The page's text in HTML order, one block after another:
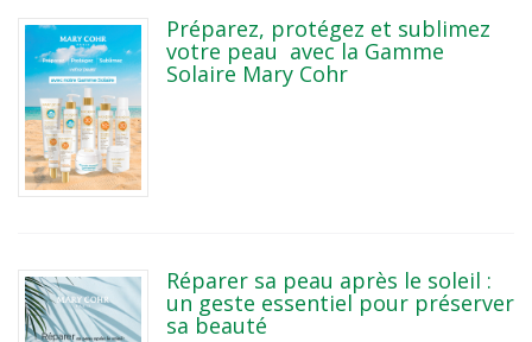
Préparez, protégez et sublimez
votre peau avec la Gamme
Solaire Mary Cohr
Réparer sa peau après le soleil :
un geste essentiel pour préserver
sa beauté